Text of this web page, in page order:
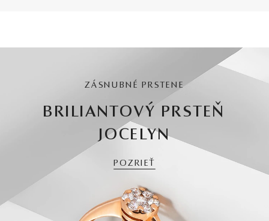
ZÁSNUBNÉ PRSTENE
BRILIANTOVÝ PRSTEŇ
JOCELYN
POZRIEŤ